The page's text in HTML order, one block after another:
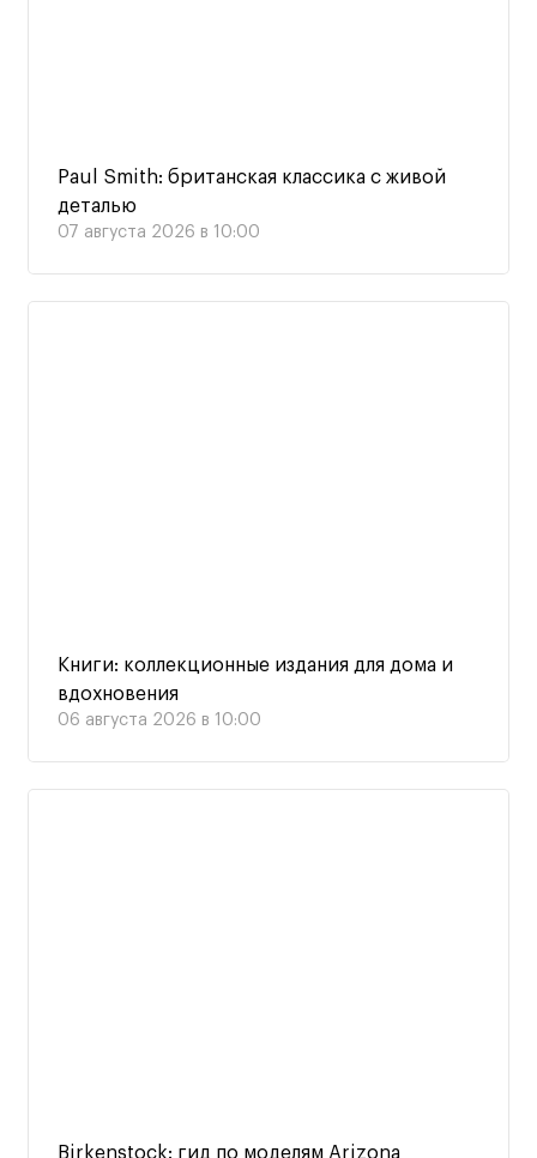
Paul Smith: британская классика с живой
деталью
07 августа 2026 в 10:00
Книги: коллекционные издания для дома и
вдохновения
06 августа 2026 в 10:00
Birkenstock: гид по моделям Arizona